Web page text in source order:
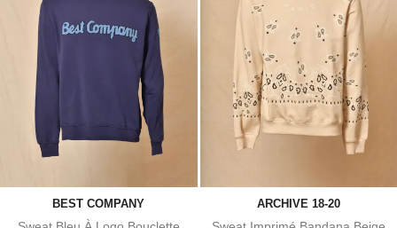
BEST COMPANY ARCHIVE 18-20